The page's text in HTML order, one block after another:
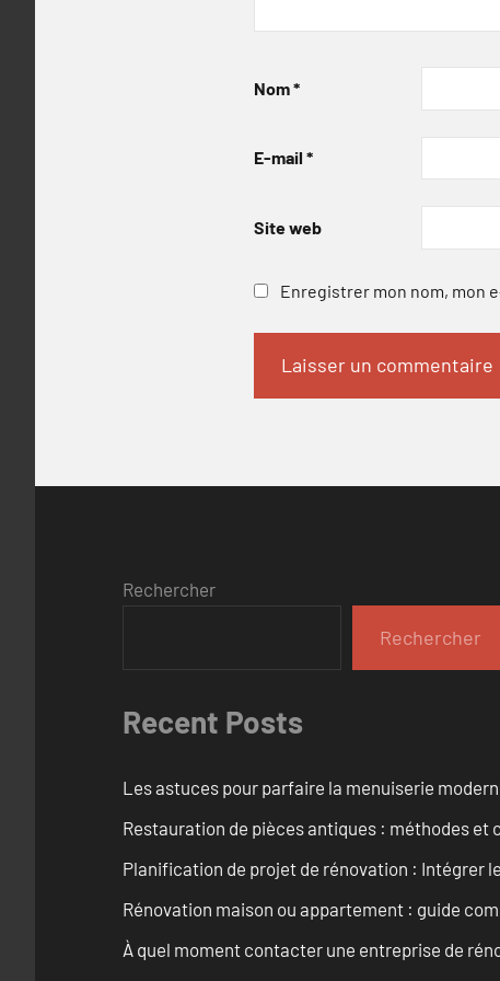
Nom*
E-mail *
Site web
Enregistrer mon nom, mon
Rechercher
Rechercher
Recent Posts
Les astuces pour parfaire la menuiserie
Restauration de pièces antiques : méthodes et
Planification de projet de rénovation : Intégrer
Rénovation maison ou appartement : guide
À quel moment contacter une entreprise de